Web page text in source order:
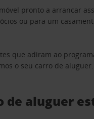
pronto a arrancar
ou para um
que adiram ao
o seu carro de aluguer.
de aluguer